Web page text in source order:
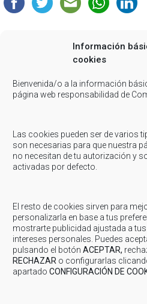
Información
cookies
Bienvenida/o a la información
página web responsabilidad de
Las cookies pueden ser de varios
son necesarias para que nuestra
no necesitan de tu autorización y
activadas por defecto.
El resto de cookies sirven para
personalizarla en base a tus
mostrarte publicidad ajustada a
intereses personales. Puedes
pulsando el botón ACEPTAR,
RECHAZAR o configurarlas
apartado CONFIGURACIÓN DE
Related Posts
JUVENTUD: Inquietos, un
muy especial
comarcal de juventud se pone en
Junio 11, 2020-Deportes
DEPORTES: Suspensión de
Verano 2020